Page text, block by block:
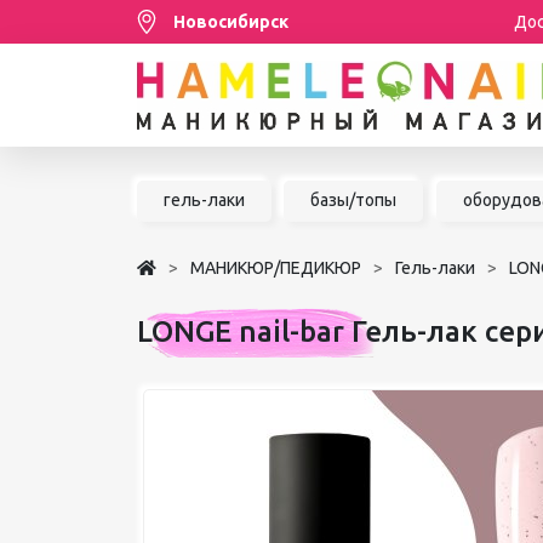
Новосибирск
Распродажа
НАРАЩИВАНИЕ РЕСНИЦ
ШУГАРИНГ/ДЕПИЛЯЦИЯ
АКСЕССУАРЫ
БРЕНДЫ
гель-лаки базы/топы
МАНИКЮР/ПЕДИКЮР Гель-лаки
LONGE nail-bar Гель-лак